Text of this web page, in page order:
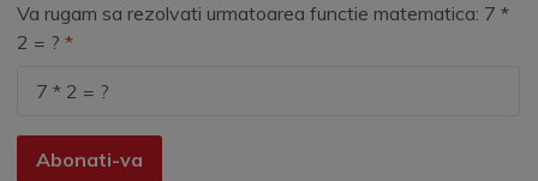
Va rugam sa rezolvati urmatoarea functie matematica: 7 *
2 = ?
Abonati-va